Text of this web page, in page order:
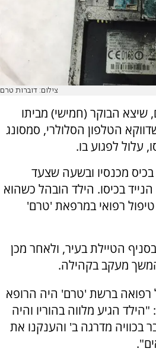
צילום: דוברות טרם
שיצא הבוקר (חמישי) מביתו
הטלפון הסלולרי, סמסונג
מכנסיו ובשעה שצעד
בכיסו. הילד הובהל כשהוא
רפואי במרפאת 'טרם'
הטיילת בעיר, ולאחר מכן
מעקב בקהילה.
רפואה ברשת 'טרם' היה הרופא
הגיע מלווה בהוריו והיה
בכוויה מדרגה ב' והענקנו את